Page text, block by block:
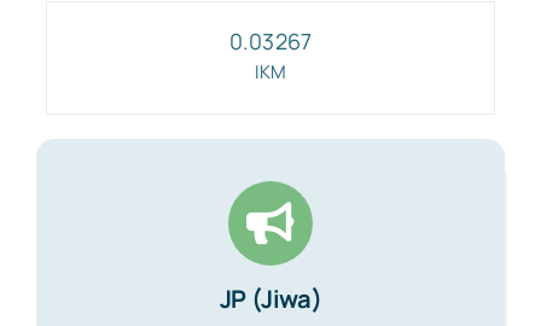
Sulawesi Barat
Maluku Utara
Papua Barat
0.03267
IKM
JP (Jiwa)